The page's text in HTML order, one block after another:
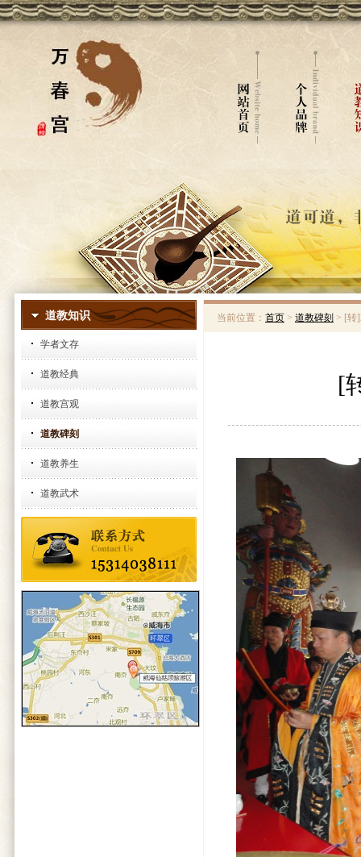
道教知识
学者文存
道教经典
道教宫观
道教碑刻
道教养生
道教武术
当前位置： 首页 > 道教碑刻 > [转
[